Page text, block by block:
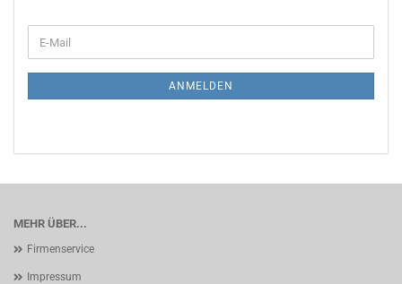
ZUR
E-
Mail
ANMELDEN
MEHR ÜBER...
Firmenservice
Impressum